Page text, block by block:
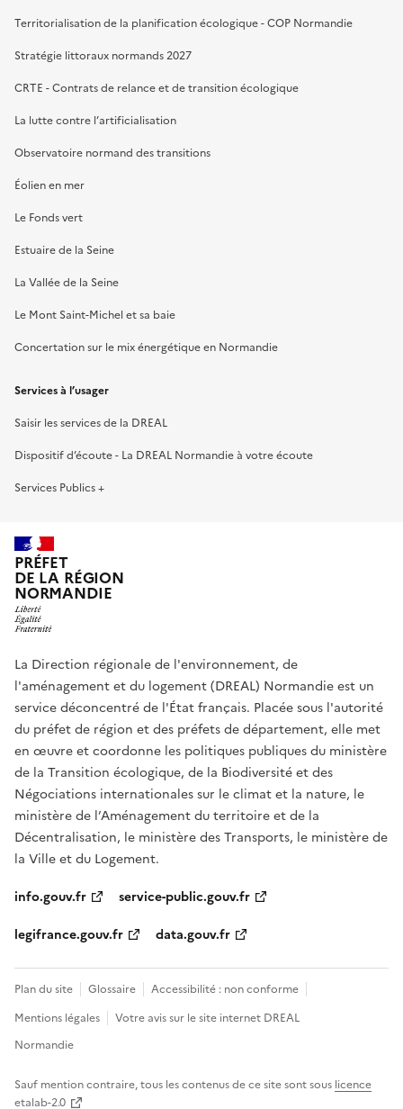
Territorialisation de la planification écologique - COP Normandie
Stratégie littoraux normands 2027
CRTE - Contrats de relance et de transition écologique
La lutte contre l’artificialisation
Observatoire normand des transitions
Éolien en mer
Le Fonds vert
Estuaire de la Seine
La Vallée de la Seine
Le Mont Saint-Michel et sa baie
Concertation sur le mix énergétique en Normandie
Services à l’usager
Saisir les services de la DREAL
Dispositif d’écoute - La DREAL Normandie à votre écoute
Services Publics +
PRÉFET
DE LA RÉGION
NORMANDIE
La Direction régionale de l'environnement, de
l'aménagement et du logement (DREAL) Normandie est un
service déconcentré de l'État français. Placée sous l'autorité
du préfet de région et des préfets de département, elle met
en œuvre et coordonne les politiques publiques du ministère
de la Transition écologique, de la Biodiversité et des
Négociations internationales sur le climat et la nature, le
ministère de l’Aménagement du territoire et de la
Décentralisation, le ministère des Transports, le ministère de
la Ville et du Logement.
info.gouv.fr
service-public.gouv.fr
legifrance.gouv.fr
data.gouv.fr
Plan du site Glossaire
Accessibilité : non conforme
Mentions légales
Votre avis sur le site internet DREAL
Normandie
Sauf mention contraire, tous les contenus de ce site sont sous licence
etalab-2.0